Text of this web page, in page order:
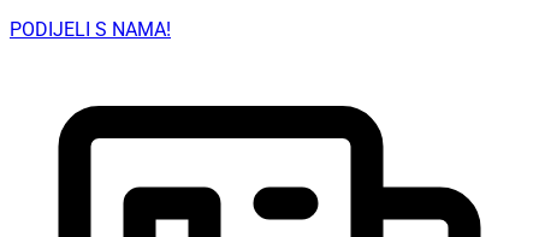
PODIJELI S NAMA!